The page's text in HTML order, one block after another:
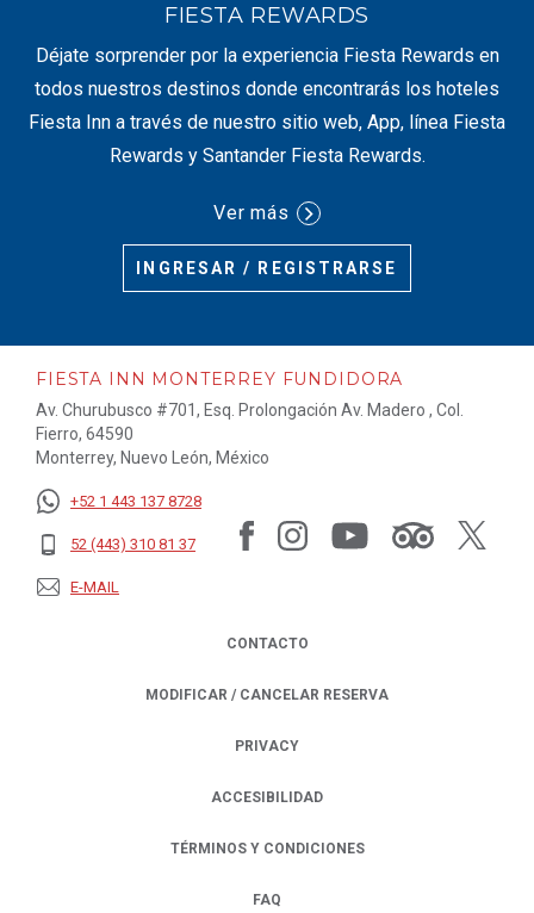
FIESTA REWARDS
Déjate sorprender por la experiencia Fiesta Rewards en
todos nuestros destinos donde encontrarás los hoteles
Fiesta Inn a través de nuestro sitio web, App, línea Fiesta
Rewards y Santander Fiesta Rewards.
Ver más
INGRESAR / REGISTRARSE
FIESTA INN MONTERREY FUNDIDORA
Av. Churubusco #701, Esq. Prolongación Av. Madero , Col.
Fierro, 64590
Monterrey, Nuevo León, México
+52 1 443 137 8728
52 (443) 310 81 37
E-MAIL
CONTACTO
MODIFICAR / CANCELAR RESERVA
PRIVACY
OPENS IN A NEW TAB.
ACCESIBILIDAD
TÉRMINOS Y CONDICIONES
FAQ